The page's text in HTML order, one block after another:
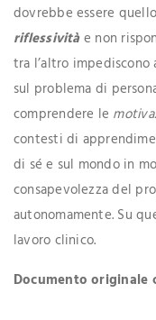
dovrebbe essere
riflessivitàe non
tra l’altro impediscono
sul problema di
comprendere le
contesti di
di sé e sul mondo in
consapevolezza del
autonomamente. Su
lavoro clinico.
Documento